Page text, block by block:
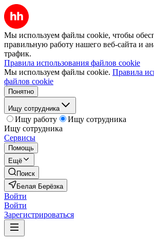
Мы используем файлы cookie, чтобы
правильную работу нашего веб-сайта и
трафик.
Правила использования файлов cookie
Мы используем файлы cookie. Правила
файлов cookie
Понятно
Ищу сотрудника
Ищу работу
Ищу сотрудника
Ищу сотрудника
Сервисы
Помощь
Ещё
Поиск
Белая Берёзка
Войти
Войти
Зарегистрироваться